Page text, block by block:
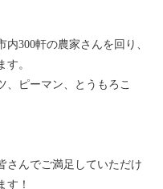
300軒の農家さんを回り、
。
、ピーマン、とうもろこ
さんでご満足していただけ
す！